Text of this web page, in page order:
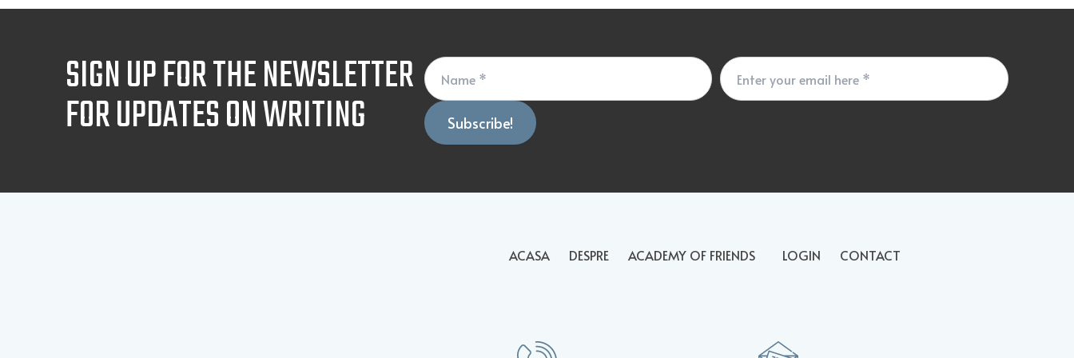
SIGN UP FOR THE NEWSLETTER
FOR UPDATES ON WRITING
ACASA DESPRE ACADEMY OF FRIENDS LOGIN CONTACT